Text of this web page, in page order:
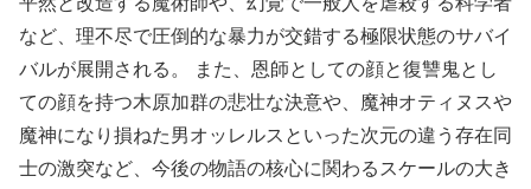
など、理不尽で圧倒的な暴力が交錯する極限状態のサバイ
バルが展開される。 また、恩師としての顔と復讐鬼とし
ての顔を持つ木原加群の悲壮な決意や、魔神オティヌスや
魔神になり損ねた男オッレルスといった次元の違う存在同
士の激突など、今後の物語の核心に関わるスケールの大き